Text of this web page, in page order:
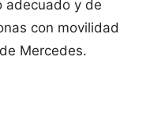
adecuado y de
con movilidad
Mercedes.